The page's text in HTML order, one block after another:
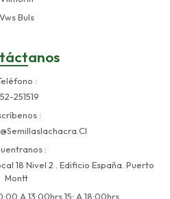
Vws Buls
251519
18 Nivel 2 . Edificio España. Puerto
Montt
A 13:00hrs 15: A 18:00hrs